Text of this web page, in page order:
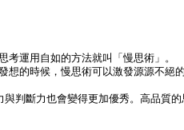
運用自如的方法就叫「慢思術」。
的時候，慢思術可以激發源源不絕
判斷力也會變得更加優秀。高品質